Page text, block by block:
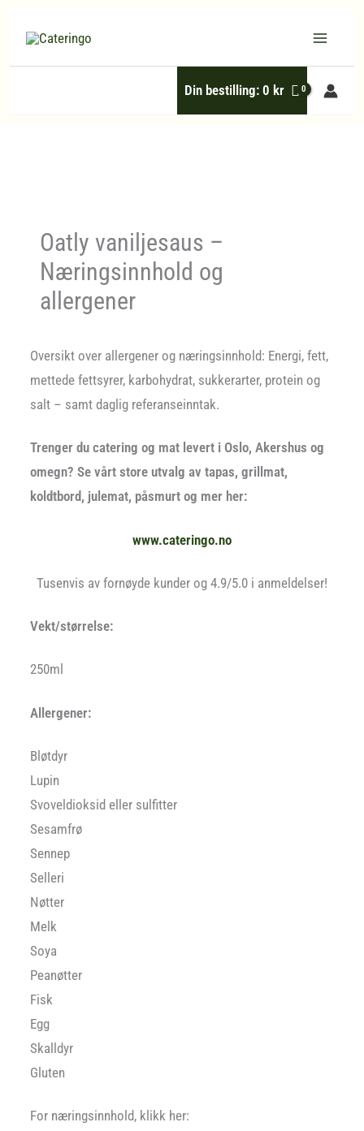
Din bestilling:0 kr
Oatly vaniljesaus –
Næringsinnhold og
allergener
Oversikt over allergener og næringsinnhold: Energi, fett,
mettede fettsyrer, karbohydrat, sukkerarter, protein og
salt – samt daglig referanseinntak.
Trenger du catering og mat levert i Oslo, Akershus og
omegn? Se vårt store utvalg av tapas, grillmat,
koldtbord, julemat, påsmurt og mer her:
www.cateringo.no
Tusenvis av fornøyde kunder og 4.9/5.0 i anmeldelser!
Vekt/størrelse:
250ml
Allergener:
Bløtdyr
Lupin
Svoveldioksid eller sulfitter
Sesamfrø
Sennep
Selleri
Nøtter
Melk
Soya
Peanøtter
Fisk
Egg
Skalldyr
Gluten
For næringsinnhold, klikk her: